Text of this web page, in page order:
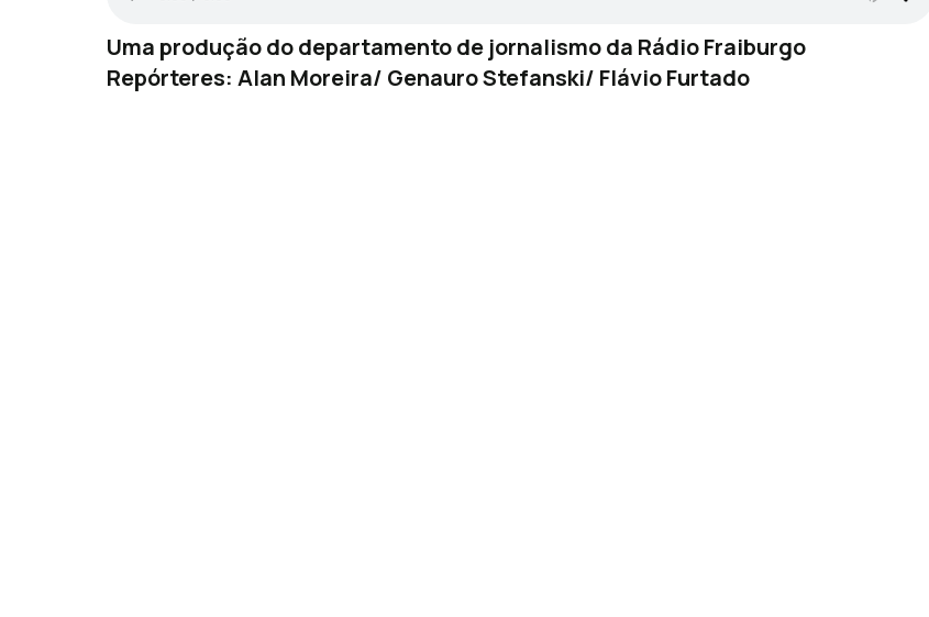
Uma produção do departamento de jornalismo da Rádio Fraiburgo
Repórteres: Alan Moreira/ Genauro Stefanski/ Flávio Furtado